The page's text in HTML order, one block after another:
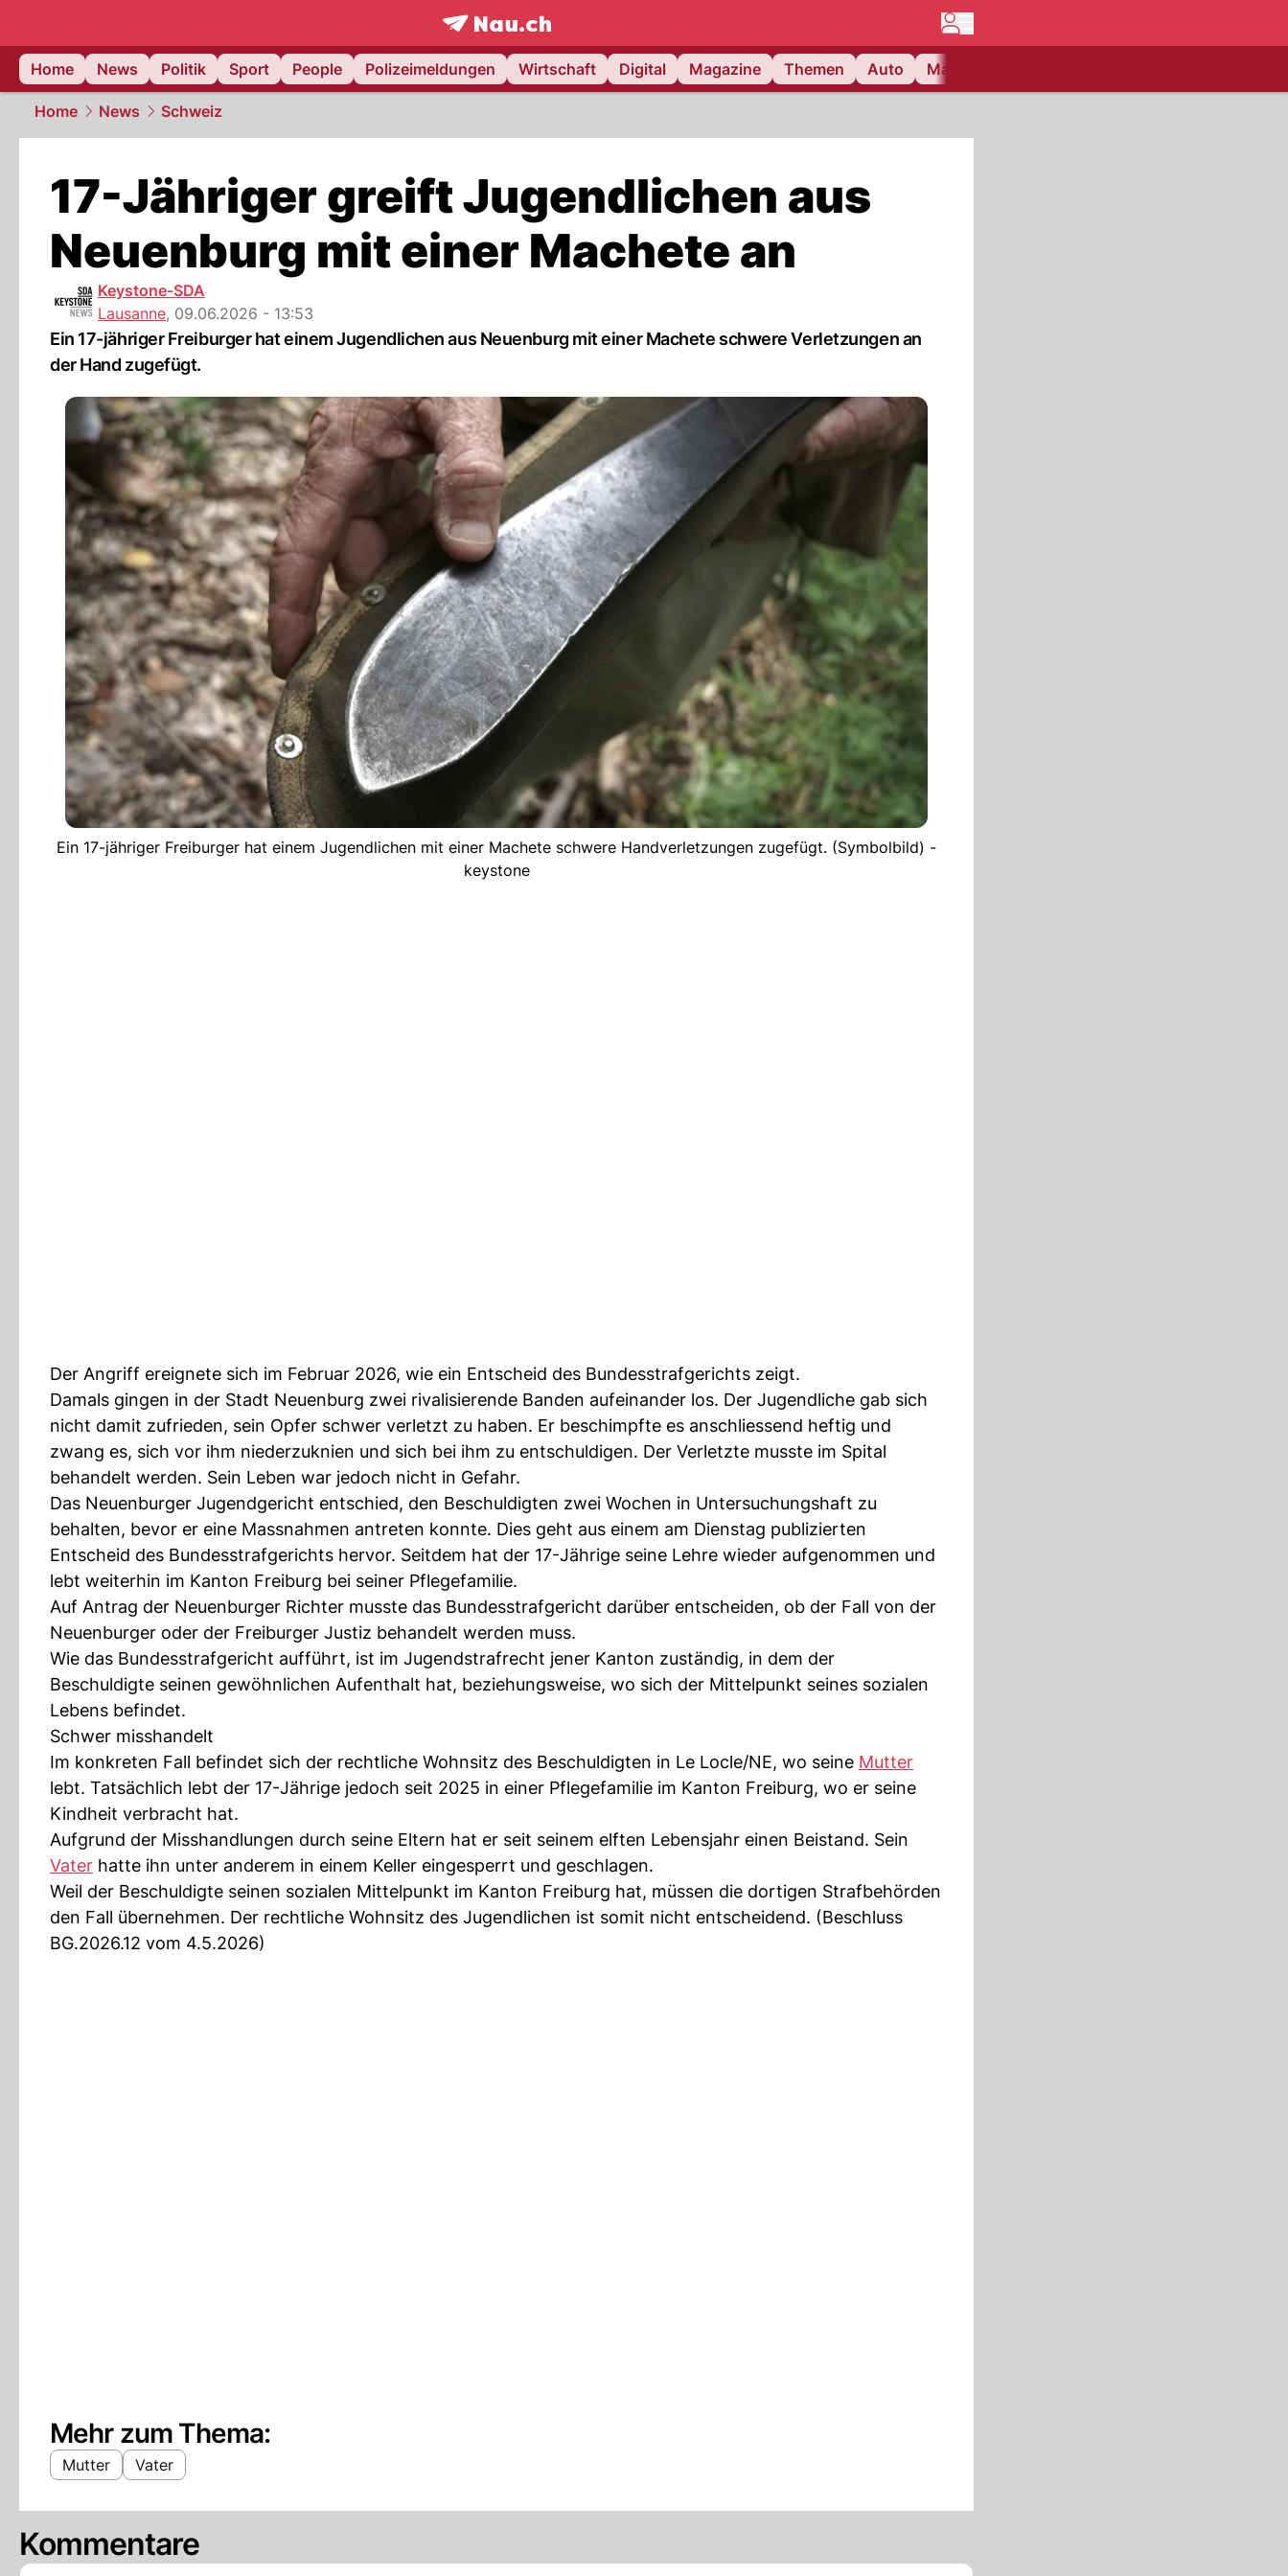
frontpage.NAU.ch
Home
News Politik Sport People Polizeimeldungen Wirtschaft Digital Magazine Themen Auto Matchcenter
Home News Schweiz
17-Jähriger greift Jugendlichen aus
Neuenburg mit einer Machete an
Keystone-SDA
Lausanne, 09.06.2026 - 13:53
Ein 17-jähriger Freiburger hat einem Jugendlichen aus Neuenburg mit einer Machete schwere Verletzungen an
der Hand zugefügt.
Ein 17-jähriger Freiburger hat einem Jugendlichen mit einer Machete schwere Handverletzungen zugefügt. (Symbolbild) -
keystone
Der Angriff ereignete sich im Februar 2026, wie ein Entscheid des Bundesstrafgerichts zeigt.
Damals gingen in der Stadt Neuenburg zwei rivalisierende Banden aufeinander los. Der Jugendliche gab sich
nicht damit zufrieden, sein Opfer schwer verletzt zu haben. Er beschimpfte es anschliessend heftig und
zwang es, sich vor ihm niederzuknien und sich bei ihm zu entschuldigen. Der Verletzte musste im Spital
behandelt werden. Sein Leben war jedoch nicht in Gefahr.
Das Neuenburger Jugendgericht entschied, den Beschuldigten zwei Wochen in Untersuchungshaft zu
behalten, bevor er eine Massnahmen antreten konnte. Dies geht aus einem am Dienstag publizierten
Entscheid des Bundesstrafgerichts hervor. Seitdem hat der 17-Jährige seine Lehre wieder aufgenommen und
lebt weiterhin im Kanton Freiburg bei seiner Pflegefamilie.
Auf Antrag der Neuenburger Richter musste das Bundesstrafgericht darüber entscheiden, ob der Fall von der
Neuenburger oder der Freiburger Justiz behandelt werden muss.
Wie das Bundesstrafgericht aufführt, ist im Jugendstrafrecht jener Kanton zuständig, in dem der
Beschuldigte seinen gewöhnlichen Aufenthalt hat, beziehungsweise, wo sich der Mittelpunkt seines sozialen
Lebens befindet.
Schwer misshandelt
Im konkreten Fall befindet sich der rechtliche Wohnsitz des Beschuldigten in Le Locle/NE, wo seine Mutter
lebt. Tatsächlich lebt der 17-Jährige jedoch seit 2025 in einer Pflegefamilie im Kanton Freiburg, wo er seine
Kindheit verbracht hat.
Aufgrund der Misshandlungen durch seine Eltern hat er seit seinem elften Lebensjahr einen Beistand. Sein
Vater hatte ihn unter anderem in einem Keller eingesperrt und geschlagen.
Weil der Beschuldigte seinen sozialen Mittelpunkt im Kanton Freiburg hat, müssen die dortigen Strafbehörden
den Fall übernehmen. Der rechtliche Wohnsitz des Jugendlichen ist somit nicht entscheidend. (Beschluss
BG.2026.12 vom 4.5.2026)
Mehr zum Thema:
Mutter Vater
Kommentare